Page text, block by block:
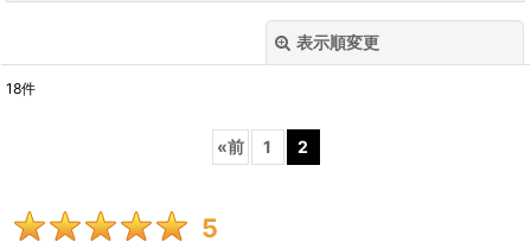
18件
0件
表示順変更
画像:
18件
«前 1 2
5